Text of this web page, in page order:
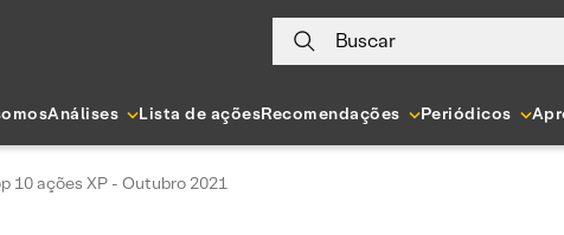
Buscar
Análises Lista de açõesRecomendações Periódicos
10 ações XP - Outubro 2021